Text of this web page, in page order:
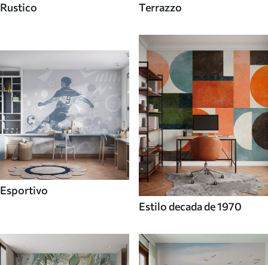
Rustico Terrazzo
Esportivo
Estilo decada de 1970